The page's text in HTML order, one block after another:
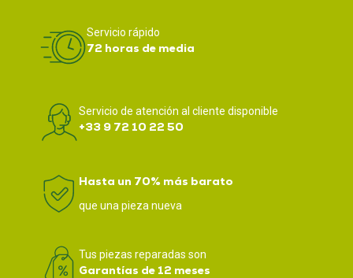
Servicio rápido
72 horas de media
Servicio de atención al cliente disponible
+33 9 72 10 22 50
Hasta un 70% más barato
que una pieza nueva
Tus piezas reparadas son
Garantías de 12 meses